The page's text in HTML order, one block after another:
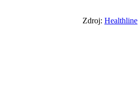
Zdroj: Healthline